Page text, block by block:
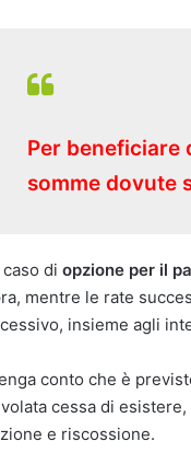
Per beneficiare
somme dovute
di opzione per il
mentre le rate
insieme agli
conto che è
cessa di
e riscossione.